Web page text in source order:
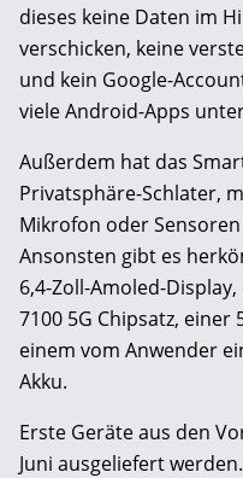
dieses keine Daten im
verschicken, keine
und kein Google-
viele Android-Apps
Außerdem hat das
Privatsphäre-Schlater,
Mikrofon oder
Ansonsten gibt es
6,4-Zoll-Amoled-
7100 5G Chipsatz, einer
einem vom Anwender
Akku.
Erste Geräte aus den
Juni ausgeliefert